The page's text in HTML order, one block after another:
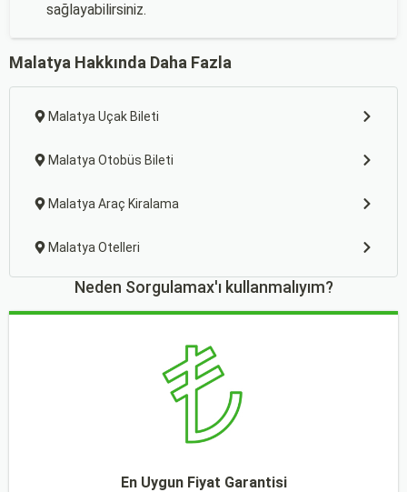
sağlayabilirsiniz.
Malatya Hakkında Daha Fazla
Malatya Uçak Bileti
Malatya Otobüs Bileti
Malatya Araç Kiralama
Malatya Otelleri
Neden Sorgulamax'ı kullanmalıyım?
En Uygun Fiyat Garantisi